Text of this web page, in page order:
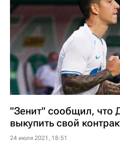
"Зенит" сообщил, что
выкупить свой
24 июля 2021, 18:51